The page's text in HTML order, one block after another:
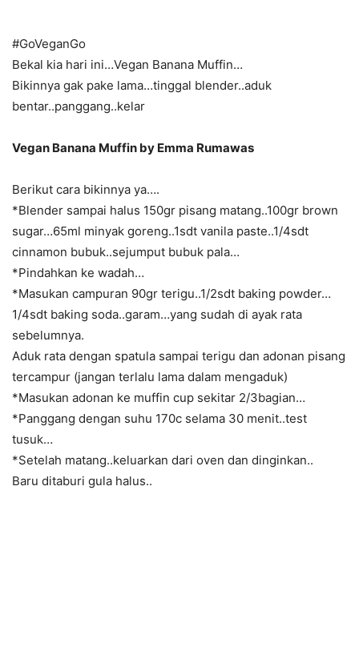
#GoVeganGo
Bekal kia hari ini…Vegan Banana Muffin…
Bikinnya gak pake lama…tinggal blender..aduk
bentar..panggang..kelar
Vegan Banana Muffin by Emma Rumawas
Berikut cara bikinnya ya….
*Blender sampai halus 150gr pisang matang..100gr brown
sugar…65ml minyak goreng..1sdt vanila paste..1/4sdt
cinnamon bubuk..sejumput bubuk pala…
*Pindahkan ke wadah…
*Masukan campuran 90gr terigu..1/2sdt baking powder…
1/4sdt baking soda..garam…yang sudah di ayak rata
sebelumnya.
Aduk rata dengan spatula sampai terigu dan adonan pisang
tercampur (jangan terlalu lama dalam mengaduk)
*Masukan adonan ke muffin cup sekitar 2/3bagian…
*Panggang dengan suhu 170c selama 30 menit..test
tusuk…
*Setelah matang..keluarkan dari oven dan dinginkan..
Baru ditaburi gula halus..